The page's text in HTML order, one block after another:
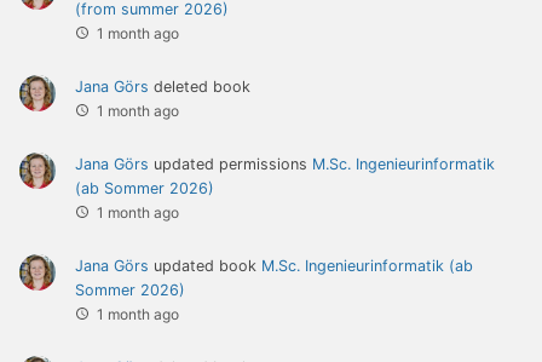
(from summer 2026)
1 month ago
Jana Görs deleted book
1 month ago
Jana Görs updated permissions M.Sc. Ingenieurinformatik
(ab Sommer 2026)
1 month ago
Jana Görs updated book M.Sc. Ingenieurinformatik (ab
Sommer 2026)
1 month ago